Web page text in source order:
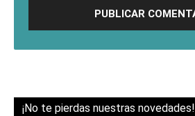
¡No te pierdas nuestras novedades!